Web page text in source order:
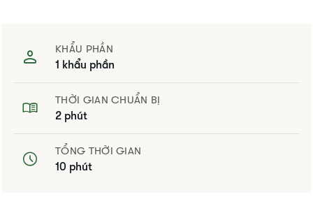
KHẨU PHẦN
1 khẩu phần
THỜI GIAN CHUẨN BỊ
2 phút
TỔNG THỜI GIAN
10 phút